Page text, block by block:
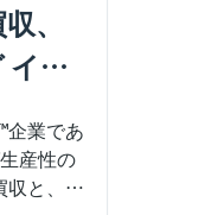
、
イン
トフ
業であ
産性の
と、